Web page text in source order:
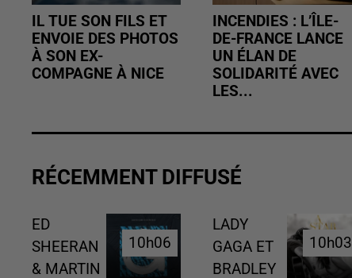
IL TUE SON FILS ET
ENVOIE DES PHOTOS
À SON EX-
COMPAGNE À NICE
INCENDIES : L’ÎLE-
DE-FRANCE LANCE
UN ÉLAN DE
SOLIDARITÉ AVEC
LES...
RÉCEMMENT DIFFUSÉ
ED
SHEERAN
& MARTIN
10h06
10h06
LADY
GAGA ET
BRADLEY
10h03
10h03